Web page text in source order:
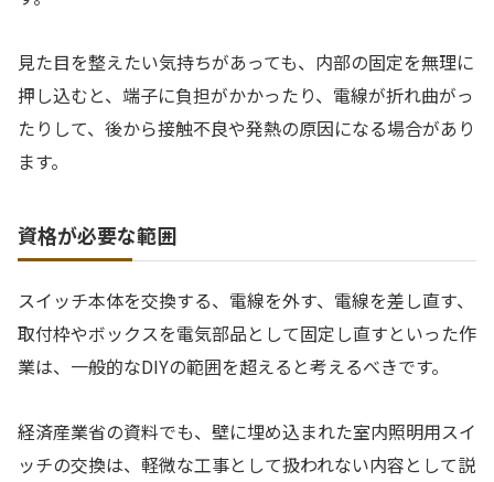
見た目を整えたい気持ちがあっても、内部の固定を無理に
押し込むと、端子に負担がかかったり、電線が折れ曲がっ
たりして、後から接触不良や発熱の原因になる場合があり
ます。
資格が必要な範囲
スイッチ本体を交換する、電線を外す、電線を差し直す、
取付枠やボックスを電気部品として固定し直すといった作
業は、一般的なDIYの範囲を超えると考えるべきです。
経済産業省の資料でも、壁に埋め込まれた室内照明用スイ
ッチの交換は、軽微な工事として扱われない内容として説